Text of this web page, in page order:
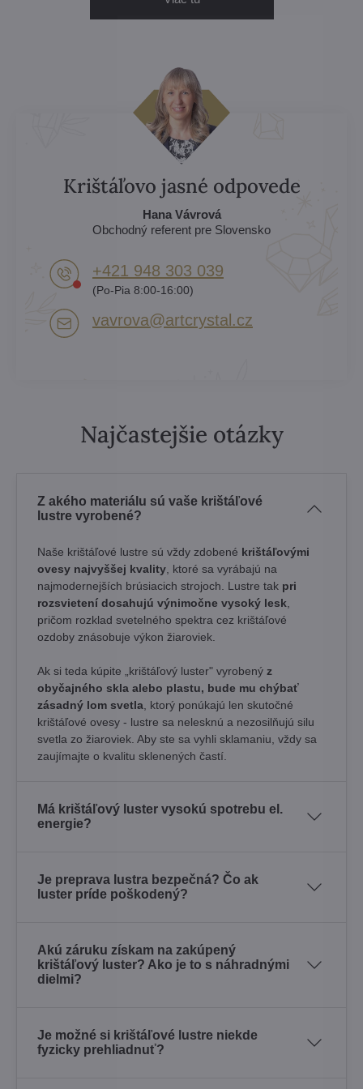
Krištáľovo jasné odpovede
Hana Vávrová
Obchodný referent pre Slovensko
+421 948 303 039
(Po-Pia 8:00-16:00)
vavrova​@artcrystal​.cz
Najčastejšie otázky
Z akého materiálu sú vaše krištáľové
lustre vyrobené?
Naše krištáľové lustre sú vždy zdobené krištáľovými
ovesy najvyššej kvality, ktoré sa vyrábajú na
najmodernejších brúsiacich strojoch. Lustre tak pri
rozsvietení dosahujú výnimočne vysoký lesk,
pričom rozklad svetelného spektra cez krištáľové
ozdoby znásobuje výkon žiaroviek.
Ak si teda kúpite „krištáľový luster" vyrobený z
obyčajného skla alebo plastu, bude mu chýbať
zásadný lom svetla, ktorý ponúkajú len skutočné
krištáľové ovesy - lustre sa nelesknú a nezosilňujú silu
svetla zo žiaroviek. Aby ste sa vyhli sklamaniu, vždy sa
zaujímajte o kvalitu sklenených častí.
Má krištáľový luster vysokú spotrebu el.
energie?
Je preprava lustra bezpečná? Čo ak
luster príde poškodený?
Akú záruku získam na zakúpený
krištáľový luster? Ako je to s náhradnými
dielmi?
Je možné si krištáľové lustre niekde
fyzicky prehliadnuť?